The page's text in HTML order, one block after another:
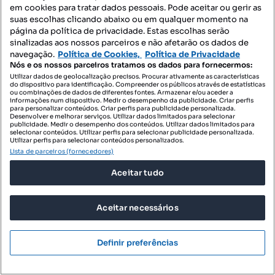
550 000 €76,06 €/m²
Terreno para moradias em Nogueira da Regedoura
Preço por metro quadrado
Real Objectiva - Soc. de Mediação Imobiliária, Lda.
em cookies para tratar dados pessoais. Pode aceitar ou gerir as
suas escolhas clicando abaixo ou em qualquer momento na
página da política de privacidade. Estas escolhas serão
sinalizadas aos nossos parceiros e não afetarão os dados de
navegação. Política de Cookies, Política de Privacidade
Nós e os nossos parceiros tratamos os dados para fornecermos:
Utilizar dados de geolocalização precisos. Procurar ativamente as características
do dispositivo para identificação. Compreender os públicos através de estatísticas
ou combinações de dados de diferentes fontes. Armazenar e/ou aceder a
informações num dispositivo. Medir o desempenho da publicidade. Criar perfis
para personalizar conteúdos. Criar perfis para publicidade personalizada.
Desenvolver e melhorar serviços. Utilizar dados limitados para selecionar
publicidade. Medir o desempenho dos conteúdos. Utilizar dados limitados para
selecionar conteúdos. Utilizar perfis para selecionar publicidade personalizada.
Utilizar perfis para selecionar conteúdos personalizados.
Lista de parceiros (fornecedores)
Aceitar tudo
Aceitar necessários
Definir preferências